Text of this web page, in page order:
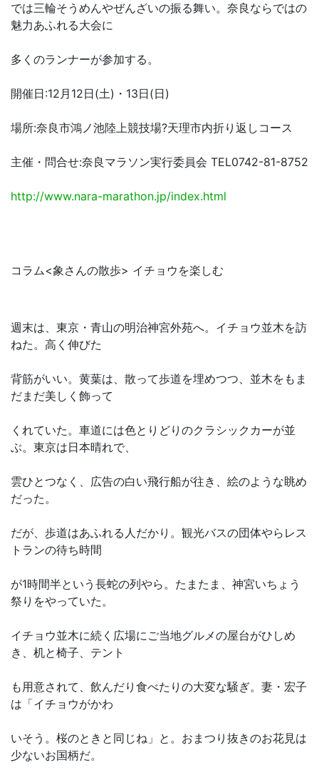
では三輪そうめんやぜんざいの振る舞い。奈良ならではの
魅力あふれる大会に
多くのランナーが参加する。
開催日:12月12日(土)・13日(日)
場所:奈良市鴻ノ池陸上競技場?天理市内折り返しコース
主催・問合せ:奈良マラソン実行委員会 TEL0742-81-8752
http://www.nara-marathon.jp/index.html
コラム<象さんの散歩> イチョウを楽しむ
週末は、東京・青山の明治神宮外苑へ。イチョウ並木を訪
ねた。高く伸びた
背筋がいい。黄葉は、散って歩道を埋めつつ、並木をもま
だまだ美しく飾って
くれていた。車道には色とりどりのクラシックカーが並
ぶ。東京は日本晴れで、
雲ひとつなく、広告の白い飛行船が往き、絵のような眺め
だった。
だが、歩道はあふれる人だかり。観光バスの団体やらレス
トランの待ち時間
が1時間半という長蛇の列やら。たまたま、神宮いちょう
祭りをやっていた。
イチョウ並木に続く広場にご当地グルメの屋台がひしめ
き、机と椅子、テント
も用意されて、飲んだり食べたりの大変な騒ぎ。妻・宏子
は「イチョウがかわ
いそう。桜のときと同じね」と。おまつり抜きのお花見は
少ないお国柄だ。